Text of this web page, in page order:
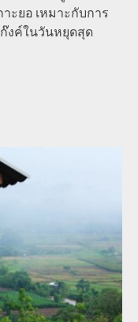
าะยอ เหมาะกับการ
งค์ในวันหยุดสุด